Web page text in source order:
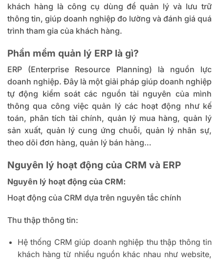
khách hàng là công cụ dùng để quản lý và lưu trữ
thông tin, giúp doanh nghiệp đo lường và đánh giá quá
trình tham gia của khách hàng.
Phần mềm quản lý ERP là gì?
ERP (Enterprise Resource Planning) là nguồn lực
doanh nghiệp. Đây là một giải pháp giúp doanh nghiệp
tự động kiểm soát các nguồn tài nguyên của mình
thông qua công việc quản lý các hoạt động như kế
toán, phân tích tài chính, quản lý mua hàng, quản lý
sản xuất, quản lý cung ứng chuỗi, quản lý nhân sự,
theo dõi đơn hàng, quản lý bán hàng…
Nguyên lý hoạt động của CRM và ERP
Nguyên lý hoạt động của CRM:
Hoạt động của CRM dựa trên nguyên tắc chính
Thu thập thông tin:
Hệ thống CRM giúp doanh nghiệp thu thập thông tin
khách hàng từ nhiều nguồn khác nhau như website,